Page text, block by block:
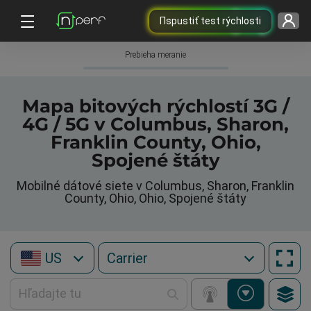
Пspustiť test rýchlosti
Prebieha meranie
Mapa bitových rýchlostí 3G /
4G / 5G v Columbus, Sharon,
Franklin County, Ohio,
Spojené štáty
Mobilné dátové siete v Columbus, Sharon, Franklin
County, Ohio, Ohio, Spojené štáty
US